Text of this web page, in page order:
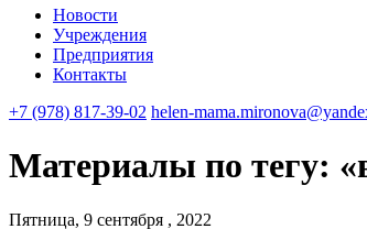
Новости
Учреждения
Предприятия
Контакты
+7 (978) 817-39-02 helen-
Материалы по тегу:
Пятница, 9 сентября , 2022